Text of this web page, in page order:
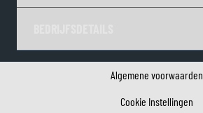
Algemene voorwaarden
Cookie Instellingen